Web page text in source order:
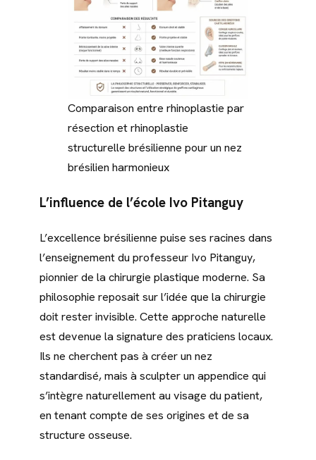
Comparaison entre rhinoplastie par
résection et rhinoplastie
structurelle brésilienne pour un nez
brésilien harmonieux
L’influence de l’école Ivo Pitanguy
L’excellence brésilienne puise ses racines dans
l’enseignement du professeur Ivo Pitanguy,
pionnier de la chirurgie plastique moderne. Sa
philosophie reposait sur l’idée que la chirurgie
doit rester invisible. Cette approche naturelle
est devenue la signature des praticiens locaux.
Ils ne cherchent pas à créer un nez
standardisé, mais à sculpter un appendice qui
s’intègre naturellement au visage du patient,
en tenant compte de ses origines et de sa
structure osseuse.